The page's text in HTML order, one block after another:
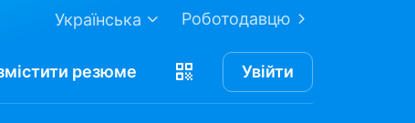
Роботодавцю
Українська
резюме Увійти